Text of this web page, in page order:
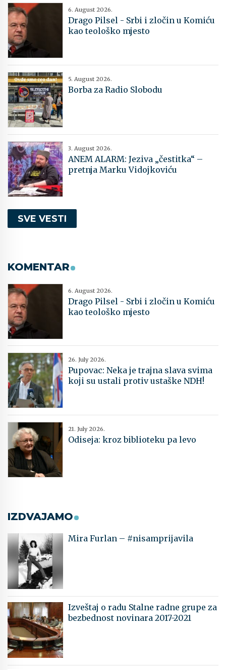
6. August 2026.
Drago Pilsel - Srbi i zločin u Komiću
kao teološko mjesto
5. August 2026.
Borba za Radio Slobodu
3. August 2026.
ANEM ALARM: Jeziva „čestitka“ –
pretnja Marku Vidojkoviću
SVE VESTI
KOMENTAR
6. August 2026.
Drago Pilsel - Srbi i zločin u Komiću
kao teološko mjesto
26. July 2026.
Pupovac: Neka je trajna slava svima
koji su ustali protiv ustaške NDH!
21. July 2026.
Odiseja: kroz biblioteku pa levo
IZDVAJAMO
Mira Furlan – #nisamprijavila
Izveštaj o radu Stalne radne grupe za
bezbednost novinara 2017-2021